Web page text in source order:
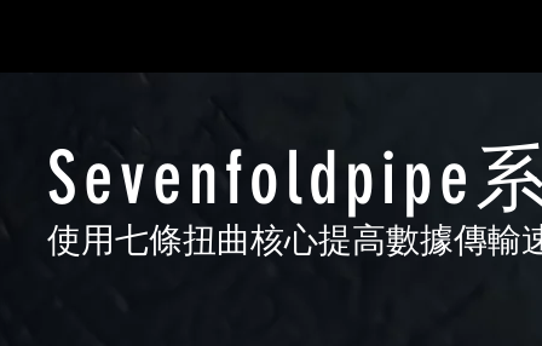
Sevenfoldpipe
使用七條扭曲核心提高數據傳輸